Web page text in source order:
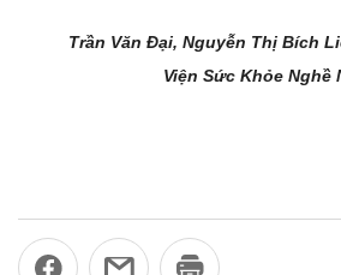
Trần Văn Đại, Nguyễn Thị Bích
Viện Sức Khỏe